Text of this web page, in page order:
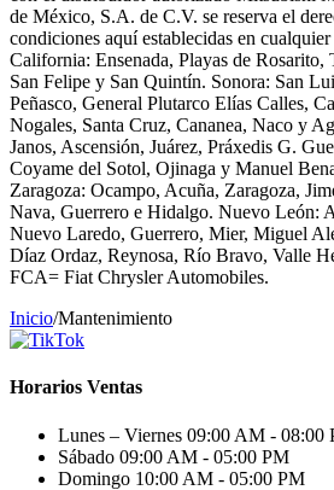
de México, S.A. de C.V. se reserva el
condiciones aquí establecidas en
California: Ensenada, Playas de Rosarito,
San Felipe y San Quintín. Sonora: San
Peñasco, General Plutarco Elías Calles,
Nogales, Santa Cruz, Cananea, Naco y
Janos, Ascensión, Juárez, Práxedis G.
Coyame del Sotol, Ojinaga y Manuel
Zaragoza: Ocampo, Acuña, Zaragoza,
Nava, Guerrero e Hidalgo. Nuevo León:
Nuevo Laredo, Guerrero, Mier, Miguel
Díaz Ordaz, Reynosa, Río Bravo, Valle
FCA= Fiat Chrysler Automobiles.
Inicio/Mantenimiento
Horarios Ventas
Lunes – Viernes 09:00 AM - 08:00
Sábado 09:00 AM - 05:00 PM
Domingo 10:00 AM - 05:00 PM